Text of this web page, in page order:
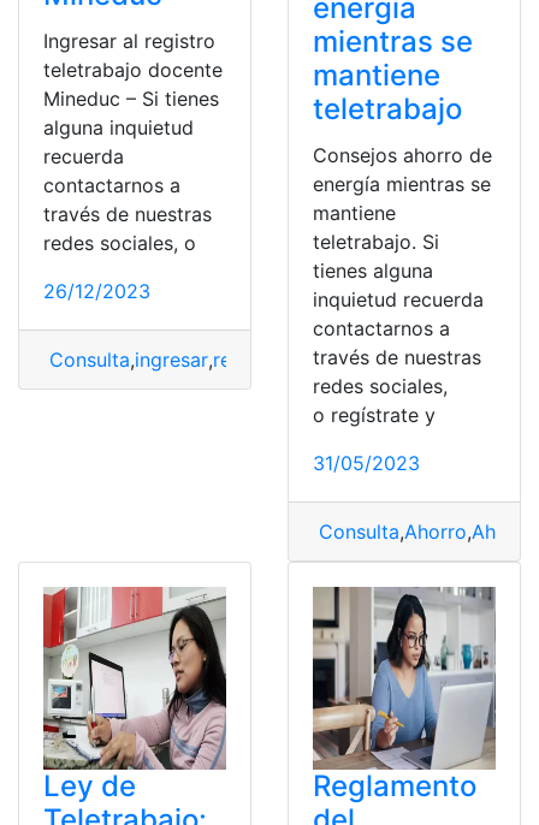
Ingresar al registro
teletrabajo docente
Mineduc – Si tienes
alguna inquietud
recuerda
contactarnos a
través de nuestras
redes sociales, o
26/12/2023
Consulta,ingresar,registro Teletrabajo
energía
mientras se
mantiene
teletrabajo
Consejos ahorro de
energía mientras se
mantiene
teletrabajo. Si
tienes alguna
inquietud recuerda
contactarnos a
través de nuestras
redes sociales,
o regístrate y
31/05/2023
Consulta,Ahorro,Ahorro
Ley de
Reglamento